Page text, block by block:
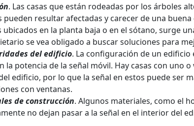
. Las casas que están rodeadas por los árboles
pueden resultar afectadas y carecer de una buena
ubicados en la planta baja o en el sótano, surge
se vea obligado a buscar soluciones para
del edificio. La configuración de un
la potencia de la señal móvil. Hay casas con uno
edificio, por lo que la señal en estos puede ser
con ventanas.
de construcción. Algunos materiales, como el
no dejan pasar a la señal en el interior del